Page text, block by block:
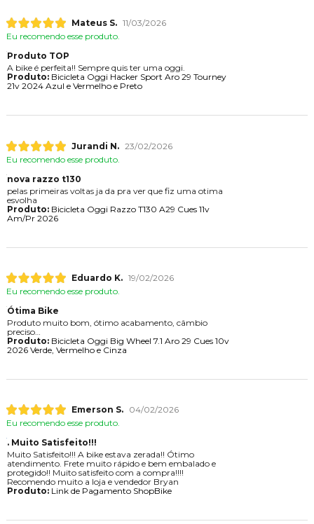
Mateus S. 11/03/2026
Eu recomendo esse produto.
Produto TOP
A bike é perfeita!! Sempre quis ter uma oggi.
Produto:Bicicleta Oggi Hacker Sport Aro 29 Tourney
21v 2024 Azul e Vermelho e Preto
Jurandi N. 23/02/2026
Eu recomendo esse produto.
nova razzo t130
pelas primeiras voltas ja da pra ver que fiz uma otima
esvolha
Produto:Bicicleta Oggi Razzo T130 A29 Cues 11v
Am/Pr 2026
Eduardo K. 19/02/2026
Eu recomendo esse produto.
Ótima Bike
Produto muito bom, ótimo acabamento, câmbio
preciso
Produto:Bicicleta Oggi Big Wheel 7.1 Aro 29 Cues 10v
2026 Verde, Vermelho e Cinza
Emerson S.
04/02/2026
Eu recomendo esse produto.
. Muito Satisfeito!!!
Muito Satisfeito!!! A bike estava zerada!! Ótimo
atendimento. Frete muito rápido e bem embalado e
protegido!! Muito satisfeito com a compra!!!!
Recomendo muito a loja e vendedor Bryan
Produto:Link de Pagamento ShopBike